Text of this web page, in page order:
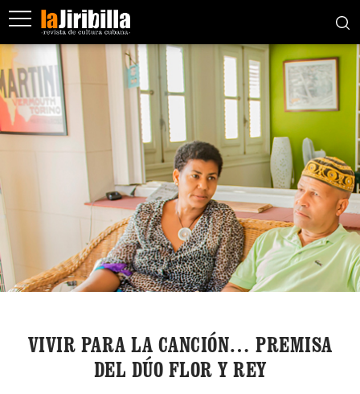
VIVIR PARA LA CANCIÓN… PREMISA
DEL DÚO FLOR Y REY